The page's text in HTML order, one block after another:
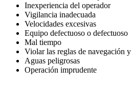
Inexperiencia del operador
Vigilancia inadecuada
Velocidades excesivas
Equipo defectuoso o defectuoso
Mal tiempo
Violar las reglas de navegación y
Aguas peligrosas
Operación imprudente